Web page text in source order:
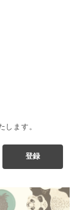
します。
登録